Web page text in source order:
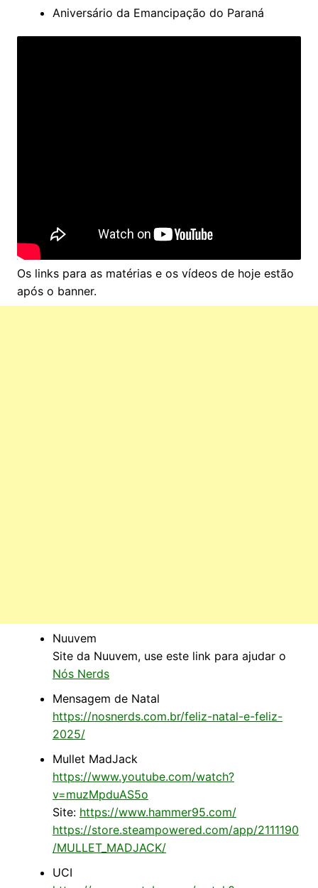
Aniversário da Emancipação do Paraná
Os links para as matérias e os vídeos de hoje estão
após o banner.
Nuuvem
Site da Nuuvem, use este link para ajudar o
Nós Nerds
Mensagem de Natal
https://nosnerds.com.br/feliz-natal-e-feliz-
2025/
Mullet MadJack
https://www.youtube.com/watch?
v=muzMpduAS5o
Site: https://www.hammer95.com/
https://store.steampowered.com/app/2111190
/MULLET_MADJACK/
UCI